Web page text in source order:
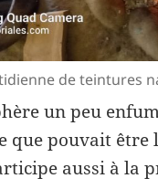
de teintures
un peu
que pouvait
aussi à la